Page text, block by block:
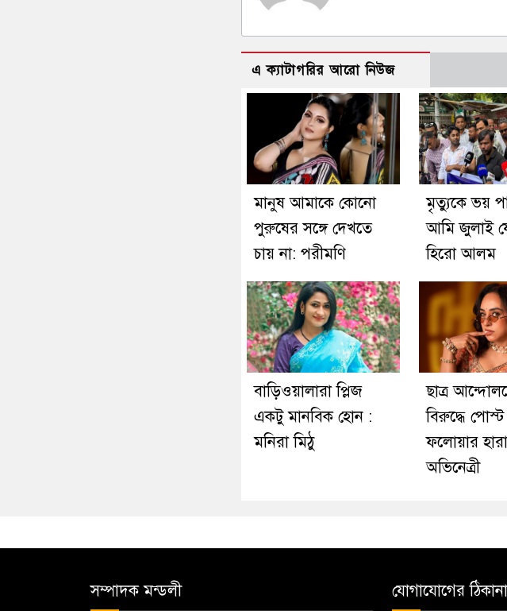
এ ক্যাটাগরির আরো নিউজ
মানুষ আমাকে কোনো
পুরুষের সঙ্গে দেখতে
চায় না: পরীমণি
মৃত্যুকে ভয়
আমি জুলাই
হিরো আলম
বাড়িওয়ালারা প্লিজ
একটু মানবিক হোন :
মনিরা মিঠু
ছাত্র
বিরুদ্ধে
ফলোয়ার
অভিনেত্রী
সম্পাদক মন্ডলী যোগাযোগের ঠিকানা